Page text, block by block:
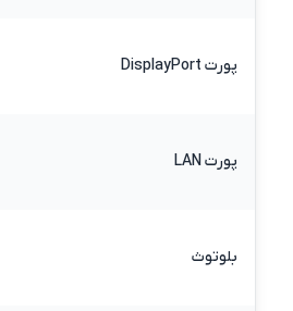
پورت DisplayPort
پورت LAN
بلوتوث